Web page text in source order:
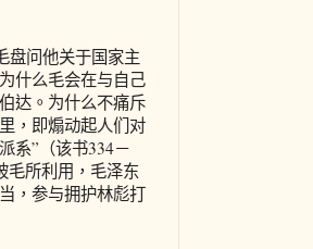
盘问他关于国家主
什么毛会在与自己
达。为什么不痛斥
，即煽动起人们对
系”（该书334－
毛所利用，毛泽东
，参与拥护林彪打